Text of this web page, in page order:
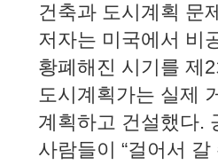
건축과 도시계획 문
저자는 미국에서 비
황폐해진 시기를 제2
도시계획가는 실제
계획하고 건설했다.
사람들이 “걸어서 갈